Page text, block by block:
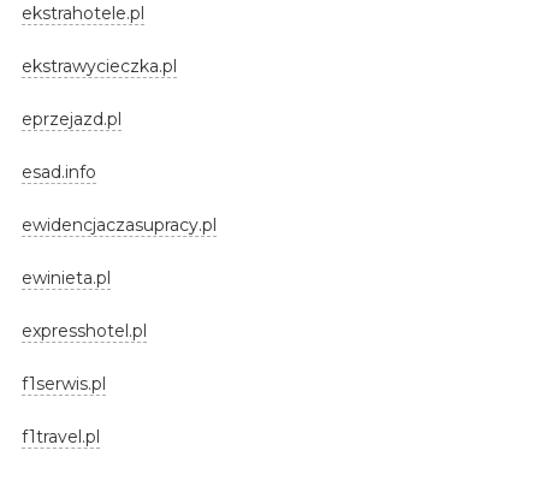
ekstrahotele.pl
ekstrawycieczka.pl
eprzejazd.pl
esad.info
ewidencjaczasupracy.pl
ewinieta.pl
expresshotel.pl
f1serwis.pl
f1travel.pl